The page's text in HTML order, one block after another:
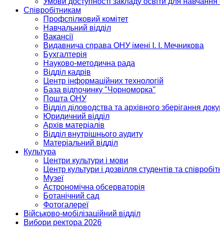
Співробітникам
Профспілковий комітет
Навчальний відділ
Вакансії
Видавнича справа ОНУ імені І. І. Мечникова
Бухгалтерія
Науково-методична рада
Відділ кадрів
Центр інформаційних технологій
База відпочинку "Чорноморка"
Пошта ОНУ
Відділ діловодства та архівного зберігання
Юридичний відділ
Архів матеріалів
Відділ внутрішнього аудиту
Матеріальний відділ
Культура
Центри культури і мови
Центр культури і дозвілля студентів та
Музеї
Астрономічна обсерваторія
Ботанічний сад
Фотогалереї
Військово-мобілізаційний відділ
Вибори ректора 2026